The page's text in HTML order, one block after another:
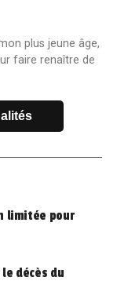
plus jeune âge,
faire renaître de
limitée pour
décès du